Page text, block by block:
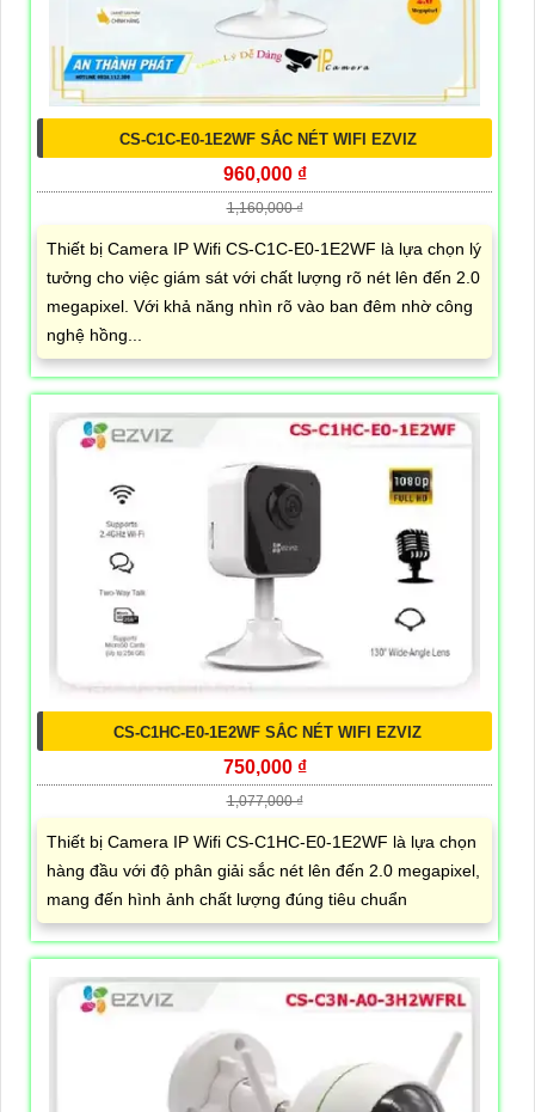
CS-C1C-E0-1E2WF SẮC NÉT WIFI EZVIZ
960,000 ₫
1,160,000 ₫
Thiết bị Camera IP Wifi CS-C1C-E0-1E2WF là lựa chọn lý
tưởng cho việc giám sát với chất lượng rõ nét lên đến 2.0
megapixel. Với khả năng nhìn rõ vào ban đêm nhờ công
nghệ hồng...
CS-C1HC-E0-1E2WF SẮC NÉT WIFI EZVIZ
750,000 ₫
1,077,000 ₫
Thiết bị Camera IP Wifi CS-C1HC-E0-1E2WF là lựa chọn
hàng đầu với độ phân giải sắc nét lên đến 2.0 megapixel,
mang đến hình ảnh chất lượng đúng tiêu chuẩn